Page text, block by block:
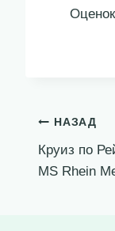
по
НАЗАД
Круиз по
MS Rhein